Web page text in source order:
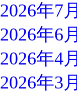
2026年7月
2026年6月
2026年4月
2026年3月